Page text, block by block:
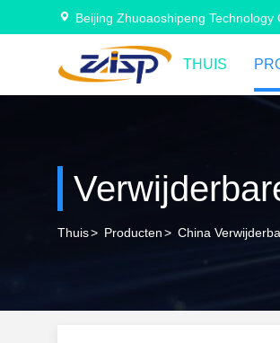
Beijing Zhuoaoshipeng Technology
THUIS
Thuis> Producten> China